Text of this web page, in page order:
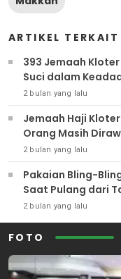
ARTIKEL TERKAIT
393 Jemaah
Suci dalam
2 bulan yang lalu
Jemaah Haji
Orang Masih
2 bulan yang lalu
Pakaian Bling-
Saat Pulang dari
2 bulan yang lalu
FOTO